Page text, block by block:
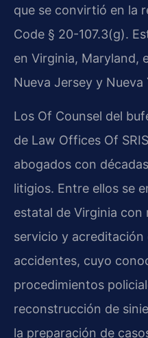
que se convirtió en la
Code § 20-107.3(g).
en Virginia, Maryland,
Nueva Jersey y Nueva
Los Of Counsel del
de Law Offices Of
abogados con
litigios. Entre ellos se
estatal de Virginia con
servicio y
accidentes, cuyo
procedimientos
reconstrucción de
la preparación de